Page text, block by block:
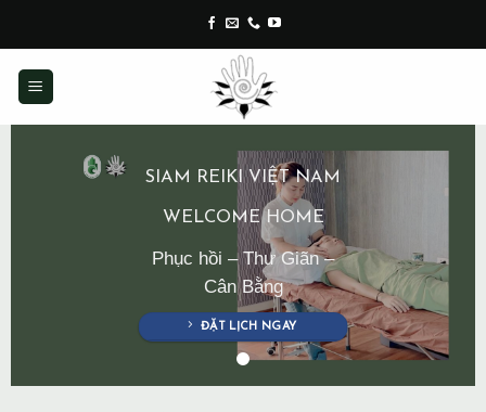
content
SIAM REIKI VIỆT NAM
WELCOME HOME
Phục hồi – Thư Giãn –
Cân Bằng
ĐẶT LỊCH NGAY